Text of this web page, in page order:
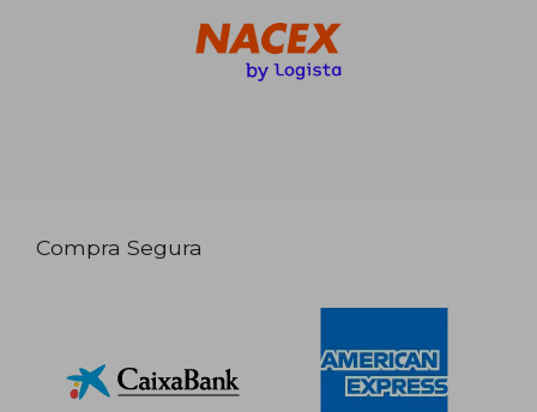
Compra Segura